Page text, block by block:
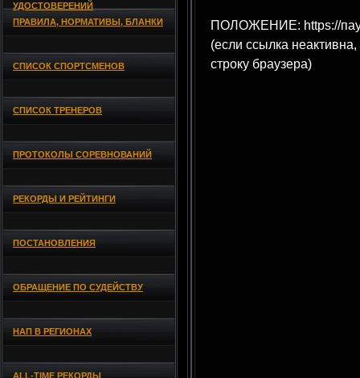
УДОСТОВЕРЕНИЙ
ПРАВИЛА, НОРМАТИВЫ, БЛАНКИ
СПИСОК СПОРТСМЕНОВ
СПИСОК ТРЕНЕРОВ
ПРОТОКОЛЫ СОРЕВНОВАНИЙ
РЕКОРДЫ И РЕЙТИНГИ
ПОСТАНОВЛЕНИЯ
ОБРАЩЕНИЕ ПО СУДЕЙСТВУ
НАП В РЕГИОНАХ
ALL-TIME РЕКОРДЫ
ПОЛОЖЕНИЕ: https://
(если ссылка
строку браузера)